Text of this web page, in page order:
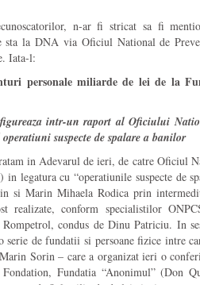
n-ar fi stricat sa fi
sta la DNA via Oficiul National de
Iata-l:
personale miliarde de lei de la
intr-un raport al Oficiului
suspecte de spalare a banilor
in Adevarul de ieri, de catre Oficiul
legatura cu “operatiunile suspecte de
si Marin Mihaela Rodica prin
realizate, conform specialistilor
condus de Dinu Patriciu. In
de fundatii si persoane fizice intre
Sorin – care a organizat ieri o
Fundatia “Anonimul” (Don